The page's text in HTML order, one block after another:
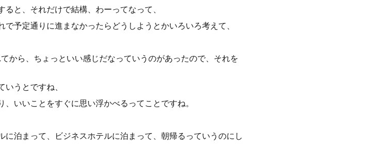
と、それだけで結構、わーってなって、
予定通りに進まなかったらどうしようとかいろいろ考えて、
から、ちょっといい感じだなっていうのがあったので、それを
うとですね、
いいことをすぐに思い浮かべるってことですね。
泊まって、ビジネスホテルに泊まって、朝帰るっていうのにし